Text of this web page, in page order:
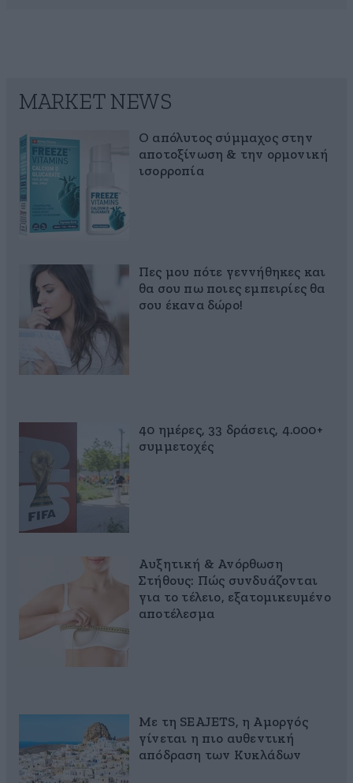
MARKET NEWS
Ο απόλυτος σύμμαχος στην
αποτοξίνωση & την ορμονική
ισορροπία
Πες μου πότε γεννήθηκες και
θα σου πω ποιες εμπειρίες θα
σου έκανα δώρο!
40 ημέρες, 33 δράσεις, 4.000+
συμμετοχές
Αυξητική & Ανόρθωση
Στήθους: Πώς συνδυάζονται
για το τέλειο, εξατομικευμένο
αποτέλεσμα
Με τη SEAJETS, η Αμοργός
γίνεται η πιο αυθεντική
απόδραση των Κυκλάδων